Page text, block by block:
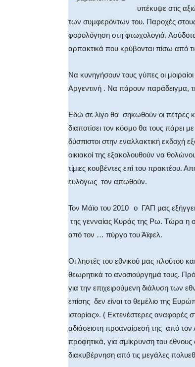
υπέκυψε στις
των συμφερόντων του. Παροχές
φορολόγηση στη φτωχολογιά.
αρπακτικά που κρύβονται πίσω από
Να κυνηγήσουν τους γύπες οι
Αργεντινή . Να πάρουν παράδειγμα,
Εδώ σε λίγο θα σηκωθούν οι πέτρες
διαποτίσει τον κόσμο θα τους πάρει
δύσπιστοι στην εναλλακτική εκδοχή
οικιακοί της εξακολουθούν να
τίμιες κουβέντες επί του πρακτέου.
ευλόγως τον απωθούν.
Τον Μάϊο του 2010 ο ΓΑΠ μας
της γενναίας Κυράς της Ρω. Τώρα η
από τον … πύργο του Άϊφελ.
Οι ληστές του εθνικού μας πλούτου
θεωρητικά το ανοσιούργημά τους.
για την επιχειρούμενη διάλυση των
επίσης δεν είναι το θεμέλιο της
ιστορίας». ( Εκτενέστερες
αδιάσειστη προαναίρεσή της από
προφητικά, για σμίκρυνση του
διακυβέρνηση από τις μεγάλες